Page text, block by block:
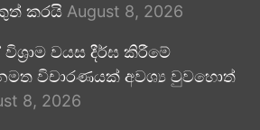
කරයි August 8, 2026
වයස දීර්ඝ කිරීමේ
විචාරණයක් අවශ්‍ය වුවහොත්
8, 2026